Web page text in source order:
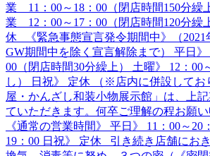
業 11：00～18：00（閉店時間150分繰
業 12：00～17：00（閉店時間120分繰
休 《緊急事態宣言発令期間中》（2021
GW期間中を除く宣言解除まで） 平日》
00（閉店時間30分繰上） 土曜》 12：00
し） 日祝》 定休 （※店内に併設してお
屋・かんざし和装小物展示館」は、上
ていただきます。何卒ご理解の程お願
《通常の営業時間》 平日》 11：00～20
19：00 日祝》 定休 引き続き店舗にお